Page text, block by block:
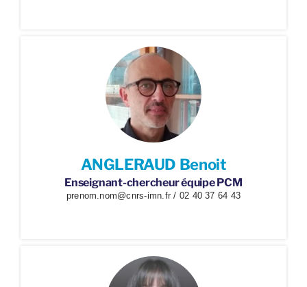
ANGLERAUD Benoit
Enseignant-chercheur équipe PCM
prenom.nom@cnrs-imn.fr / 02 40 37 64 43